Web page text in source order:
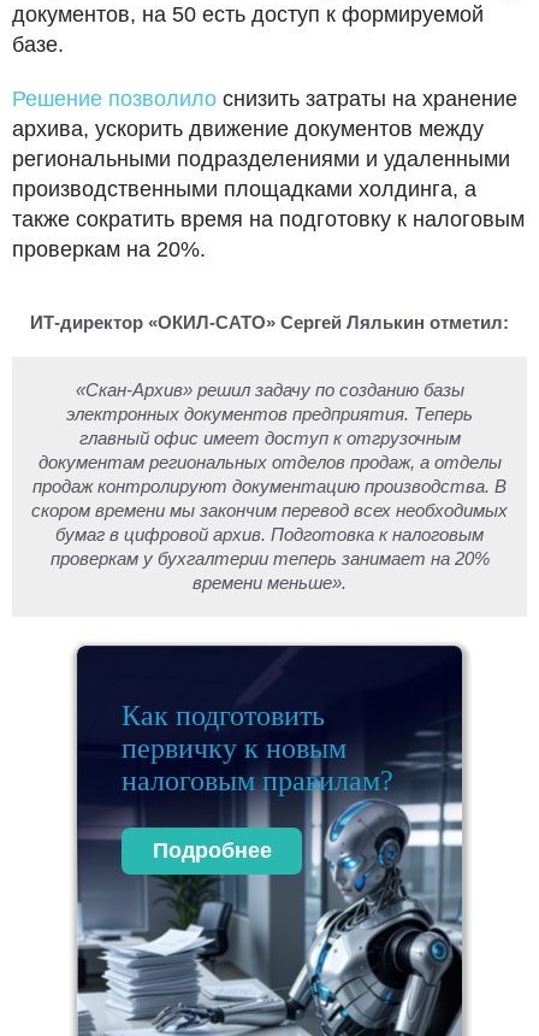
документов, на 50 есть доступ к формируемой
базе.
Решение позволило снизить затраты на хранение
архива, ускорить движение документов между
региональными подразделениями и удаленными
производственными площадками холдинга, а
также сократить время на подготовку к налоговым
проверкам на 20%.
ИТ-директор «ОКИЛ-САТО» Сергей Лялькин отметил:
«Скан-Архив» решил задачу по созданию базы
электронных документов предприятия. Теперь
главный офис имеет доступ к отгрузочным
документам региональных отделов продаж, а отделы
продаж контролируют документацию производства. В
скором времени мы закончим перевод всех необходимых
бумаг в цифровой архив. Подготовка к налоговым
проверкам у бухгалтерии теперь занимает на 20%
времени меньше».
Как подготовить
первичку к новым
налоговым правилам?
Подробнее